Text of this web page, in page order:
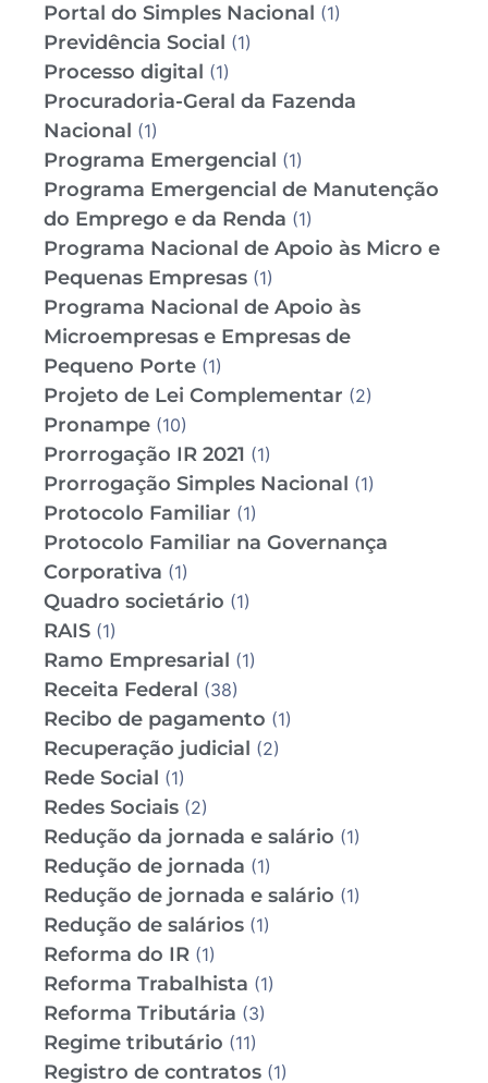
Portal do Simples Nacional (1)
Previdência Social (1)
Processo digital (1)
Procuradoria-Geral da Fazenda
Nacional (1)
Programa Emergencial (1)
Programa Emergencial de Manutenção
do Emprego e da Renda (1)
Programa Nacional de Apoio às Micro e
Pequenas Empresas (1)
Programa Nacional de Apoio às
Microempresas e Empresas de
Pequeno Porte (1)
Projeto de Lei Complementar (2)
Pronampe (10)
Prorrogação IR 2021 (1)
Prorrogação Simples Nacional (1)
Protocolo Familiar (1)
Protocolo Familiar na Governança
Corporativa (1)
Quadro societário (1)
RAIS (1)
Ramo Empresarial (1)
Receita Federal (38)
Recibo de pagamento (1)
Recuperação judicial (2)
Rede Social (1)
Redes Sociais (2)
Redução da jornada e salário (1)
Redução de jornada (1)
Redução de jornada e salário (1)
Redução de salários (1)
Reforma do IR (1)
Reforma Trabalhista (1)
Reforma Tributária (3)
Regime tributário (11)
Registro de contratos (1)